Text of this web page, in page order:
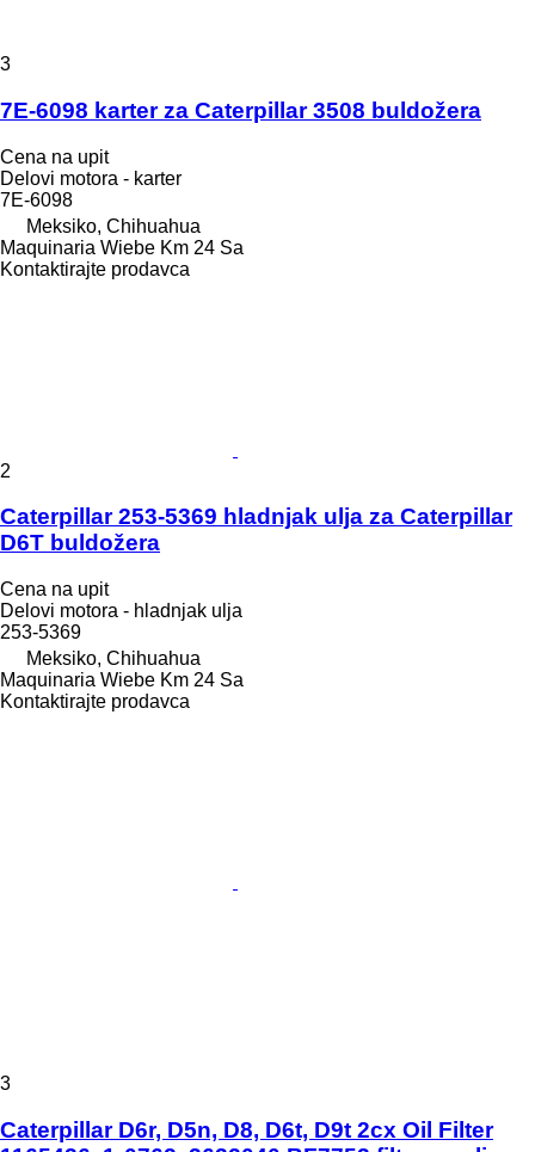
3
7E-6098 karter za Caterpillar 3508 buldožera
Cena na upit
Delovi motora - karter
7E-6098
Meksiko, Chihuahua
Maquinaria Wiebe Km 24 Sa
Kontaktirajte prodavca
2
Caterpillar 253-5369 hladnjak ulja za Caterpillar
D6T buldožera
Cena na upit
Delovi motora - hladnjak ulja
253-5369
Meksiko, Chihuahua
Maquinaria Wiebe Km 24 Sa
Kontaktirajte prodavca
3
Caterpillar D6r, D5n, D8, D6t, D9t 2cx Oil Filter